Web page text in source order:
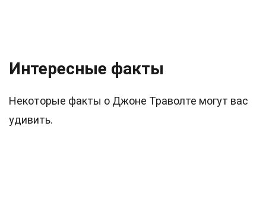
Интересные факты
Некоторые факты о Джоне Траволте могут вас
удивить.